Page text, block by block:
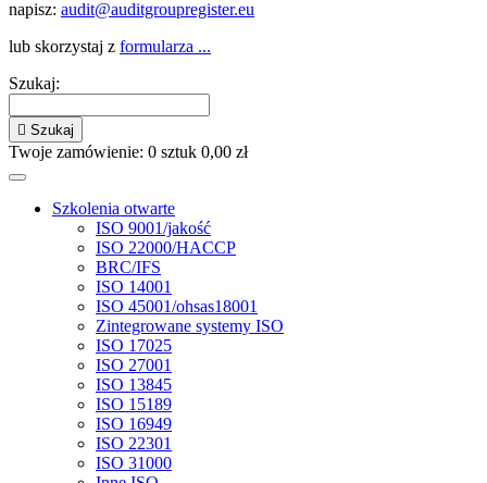
napisz: audit@auditgroupregister.eu
lub skorzystaj z formularza ...
Szukaj:
 Szukaj
Twoje zamówienie: 0 sztuk 0,00 zł
Szkolenia otwarte
ISO 9001/jakość
ISO 22000/HACCP
BRC/IFS
ISO 14001
ISO 45001/ohsas18001
Zintegrowane systemy ISO
ISO 17025
ISO 27001
ISO 13845
ISO 15189
ISO 16949
ISO 22301
ISO 31000